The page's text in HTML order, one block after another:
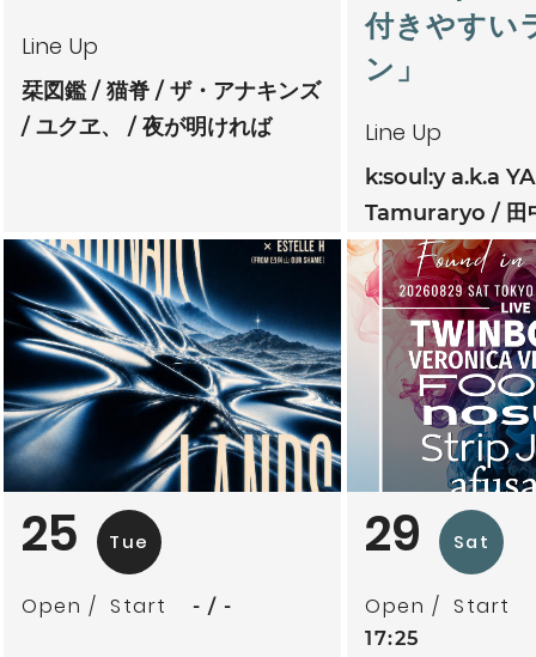
Line Up
栞図鑑 猫脊
ザ・アナキンズ
ユクヱ、
夜が明ければ
付きやすい
ン」
Line Up
k:soul:y a.k.a
Tamuraryo
田
mitoriz
杏仁ク
tsubatics + 松村
ケ無
夕夕夜
25 Tue
Open Start - -
29 Sat
Open Start
17:25